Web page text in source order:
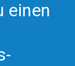
einen